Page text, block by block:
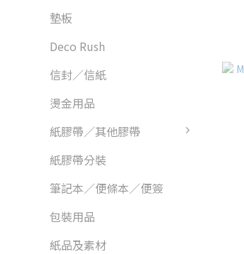
墊板
Deco Rush
信封／信紙
燙金用品
紙膠帶／其他膠帶
紙膠帶分裝
筆記本／便條本／便簽
包裝用品
紙品及素材